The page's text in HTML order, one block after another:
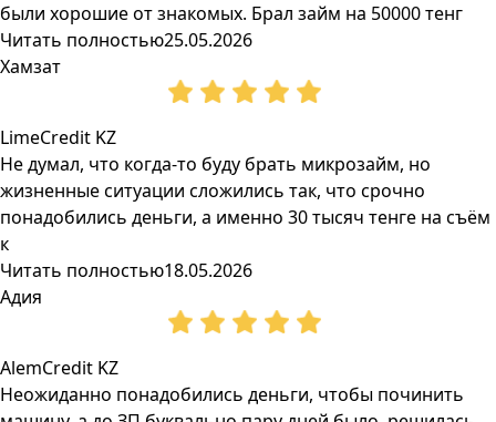
были хорошие от знакомых. Брал займ на 50000 тенг
Читать полностью25.05.2026
Хамзат
LimeCredit KZ
Не думал, что когда-то буду брать микрозайм, но
жизненные ситуации сложились так, что срочно
понадобились деньги, а именно 30 тысяч тенге на съём
к
Читать полностью18.05.2026
Адия
AlemCredit KZ
Неожиданно понадобились деньги, чтобы починить